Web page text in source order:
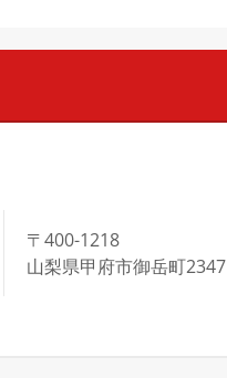
〒400-1218
山梨県甲府市御岳町2347